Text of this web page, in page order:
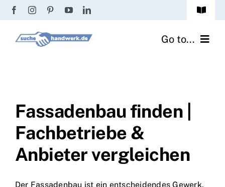
Zum
springen
Toggle
Passwort vergessen? Go to...
Handwerker Ratgeber
Wir über uns
Fassadenbau finden |
Fachbetriebe &
Anbieter vergleichen
Der Fassadenbau ist ein entscheidendes Gewerk,